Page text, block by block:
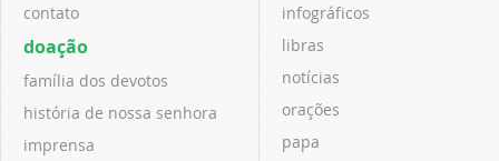
contato
doação
família dos devotos
história de nossa senhora
imprensa
infográficos
libras
notícias
orações
papa